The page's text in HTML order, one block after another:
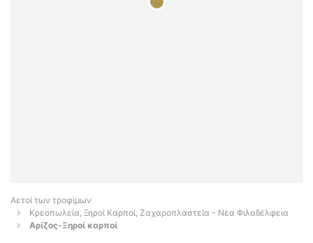
Αετοί των τροφίμων
Κρεοπωλεία, Ξηροί Καρποί, Ζαχαροπλαστεία - Νέα Φιλαδέλφεια
Αρίζος-Ξηροί καρποί